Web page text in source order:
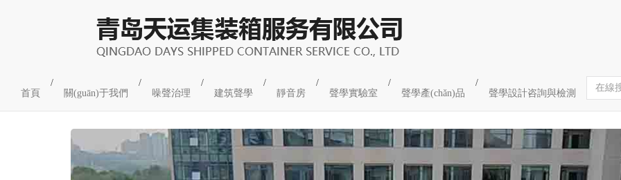
首頁
/
關(guān)于我們
/
噪聲治理
/
建筑聲學
/
靜音房
/
聲學實驗室
/
聲學產(chǎn)品
/
聲學設計咨詢與檢測
冷卻塔、中央空調(diào)與商業(yè)綜合體